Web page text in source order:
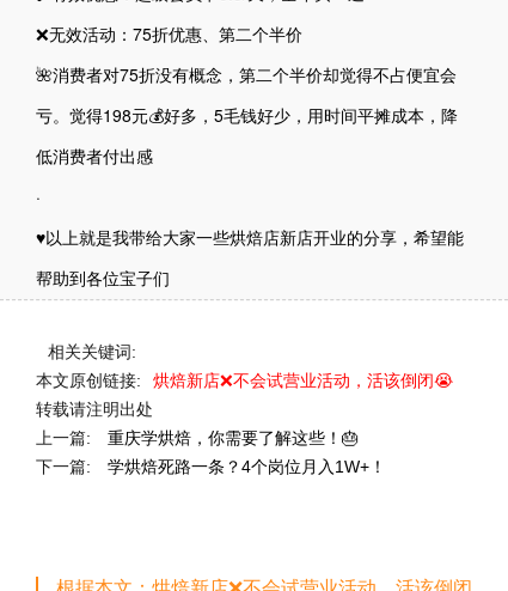
❌无效活动：75折优惠、第二个半价
🌺消费者对75折没有概念，第二个半价却觉得不占便宜会
亏。觉得198元💰好多，5毛钱好少，用时间平摊成本，降
低消费者付出感
·
♥️以上就是我带给大家一些烘焙店新店开业的分享，希望能
帮助到各位宝子们
相关关键词:
本文原创链接:
烘焙新店❌不会试营业活动，活该倒闭😭
转载请注明出处
上一篇:
重庆学烘焙，你需要了解这些！🎂
下一篇:
学烘焙死路一条？4个岗位月入1W+！